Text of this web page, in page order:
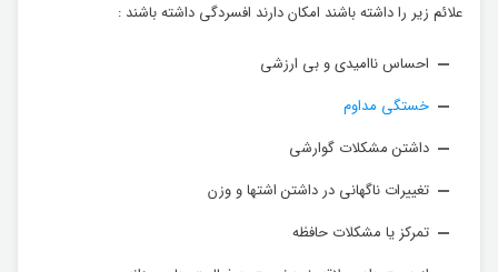
علائم زیر را داشته باشند امکان دارند افسردگی داشته باشند :
احساس ناامیدی و بی ارزشی
خستگی مداوم
داشتن مشکلات گوارشی
تغییرات ناگهانی در داشتن اشتها و وزن
تمرکز یا مشکلات حافظه